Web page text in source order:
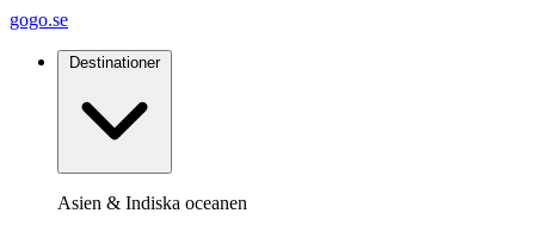
gogo.se
Destinationer
Asien & Indiska oceanen